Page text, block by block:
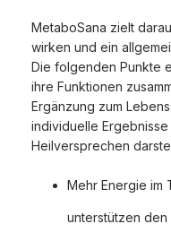
MetaboSana zielt
wirken und ein
Die folgenden Punkte
ihre Funktionen
Ergänzung zum
individuelle
Heilversprechen
Mehr Energie im
unterstützen